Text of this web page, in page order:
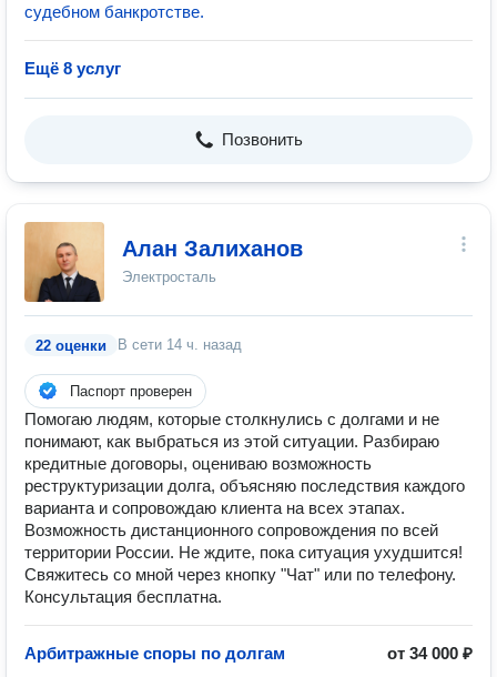
судебном банкротстве.
Ещё 8 услуг
Позвонить
Алан Залиханов
Электросталь
22 оценки В сети 14 ч. назад
Паспорт проверен
Помогаю людям, которые столкнулись с долгами и не
понимают, как выбраться из этой ситуации. Разбираю
кредитные договоры, оцениваю возможность
реструктуризации долга, объясняю последствия каждого
варианта и сопровождаю клиента на всех этапах.
Возможность дистанционного сопровождения по всей
территории России. Не ждите, пока ситуация ухудшится!
Свяжитесь со мной через кнопку "Чат" или по телефону.
Консультация бесплатна.
Арбитражные споры по долгам от 34 000 ₽